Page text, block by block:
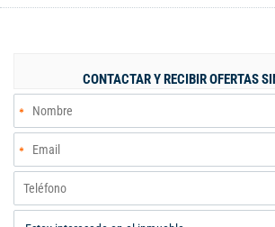
gimnasios, droguerías, GANE, entre otros.
CONTACTAR Y RECIBIR OFERTAS